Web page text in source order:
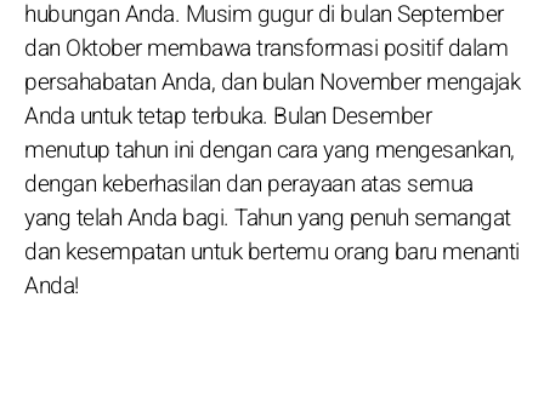
hubungan Anda. Musim gugur di bulan September
dan Oktober membawa transformasi positif dalam
persahabatan Anda, dan bulan November mengajak
Anda untuk tetap terbuka. Bulan Desember
menutup tahun ini dengan cara yang mengesankan,
dengan keberhasilan dan perayaan atas semua
yang telah Anda bagi. Tahun yang penuh semangat
dan kesempatan untuk bertemu orang baru menanti
Anda!